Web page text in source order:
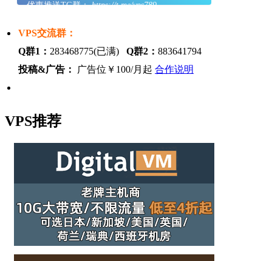
优惠推送TG群：https://t.me/vps789
VPS交流群：
Q群1： 283468775(已满) Q群2： 883641794
投稿&广告：
广告位￥100/月起 合作说明
VPS推荐